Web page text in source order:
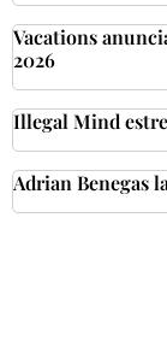
Vacations
2026
Illegal Mind
Adrian Benegas